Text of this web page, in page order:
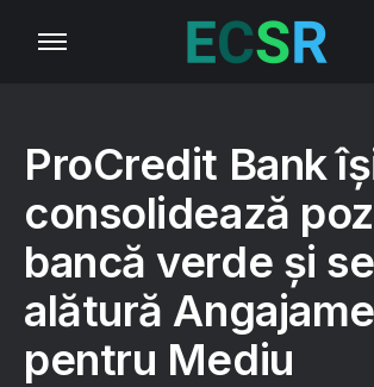
ProCredit Bank
consolidează
bancă verde și se
alătură
pentru Mediu